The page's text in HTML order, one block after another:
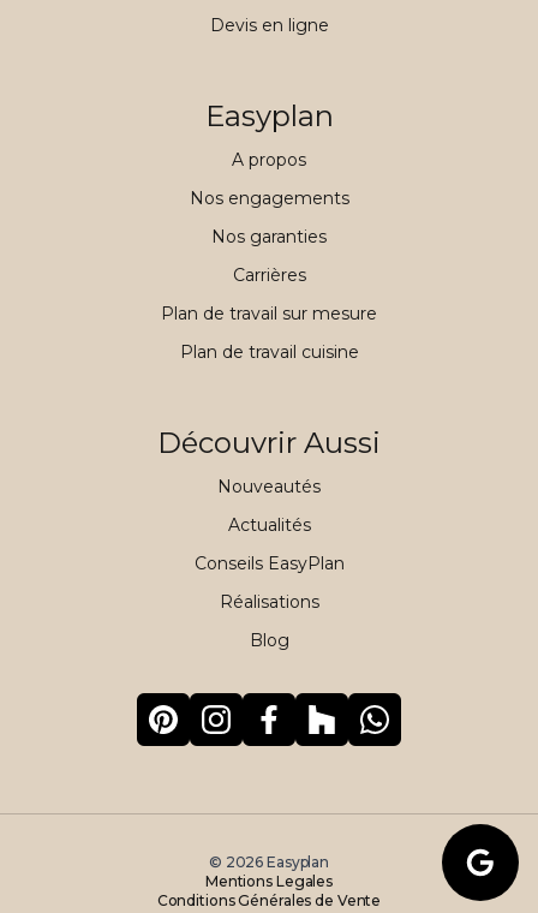
Devis en ligne
Easyplan
A propos
Nos engagements
Nos garanties
Carrières
Plan de travail sur mesure
Plan de travail cuisine
Découvrir Aussi
Nouveautés
Actualités
Conseils EasyPlan
Réalisations
Blog
© 2026 Easyplan
Mentions Legales
Conditions Générales de Vente